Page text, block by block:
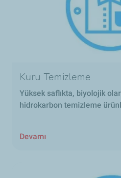
Kuru Temizleme
Yüksek saflıkta, biyolojik
hidrokarbon temizleme
Devamı